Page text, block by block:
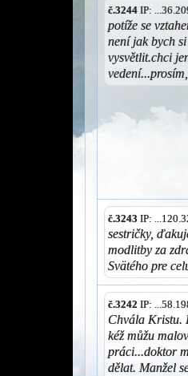
č.3244 IP:
potíže se
není jak bych
vysvětlit.chci
č.3243 IP:
sestričky,
modlitby za
Svätého pre
č.3242 IP:
Chvála Kristu.
kéž můžu
práci...doktor
dělat. Manžel